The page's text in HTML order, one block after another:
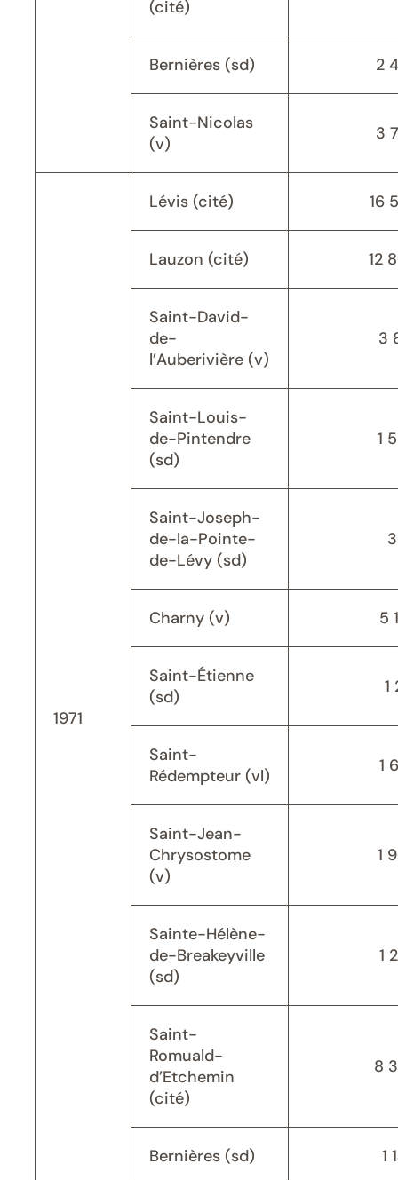
(cité)
Bernières (sd) 2
Saint-Nicolas
(v)
3
1971
Lévis (cité) 16
Lauzon (cité) 12
Saint-David-
de-
l’Auberivière (v)
3
Saint-Louis-
de-Pintendre
(sd)
1
Saint-Joseph-
de-la-Pointe-
de-Lévy (sd)
Charny (v) 5
Saint-Étienne
(sd)
1
Saint-
Rédempteur (vl)
1
Saint-Jean-
Chrysostome
(v)
1
Sainte-Hélène-
de-Breakeyville
(sd)
1
Saint-
Romuald-
d’Etchemin
(cité)
8
Bernières (sd) 1